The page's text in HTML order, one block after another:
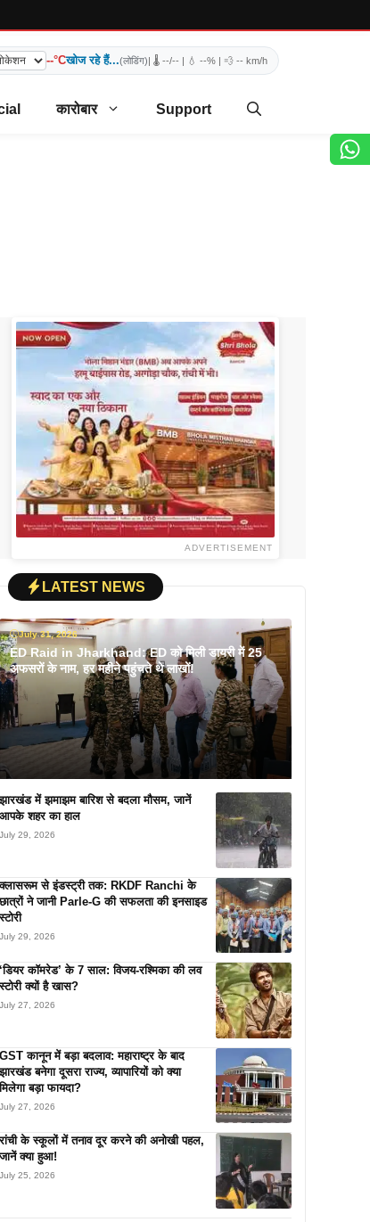
--°Cखोज रहे हैं...(लोडिंग)| 🌡️ --/-- | 💧 --% | 💨 -- km/h
कारोबार Support
ADVERTISEMENT
LATEST NEWS
July 31, 2026
ED Raid in Jharkhand: ED को मिली डायरी में 25
अफसरों के नाम, हर महीने पहुंचते थे लाखों!
झारखंड में झमाझम बारिश से बदला मौसम, जानें
आपके शहर का हाल
July 29, 2026
क्लासरूम से इंडस्ट्री तक: RKDF Ranchi के
छात्रों ने जानी Parle-G की सफलता की इनसाइड
स्टोरी
July 29, 2026
‘डियर कॉमरेड’ के 7 साल: विजय-रश्मिका की लव
स्टोरी क्यों है खास?
July 27, 2026
GST कानून में बड़ा बदलाव: महाराष्ट्र के बाद
झारखंड बनेगा दूसरा राज्य, व्यापारियों को क्या
मिलेगा बड़ा फायदा?
July 27, 2026
रांची के स्कूलों में तनाव दूर करने की अनोखी पहल,
जानें क्या हुआ!
July 25, 2026